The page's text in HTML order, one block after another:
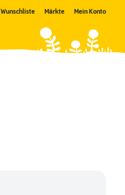
Wunschliste Märkte Mein Konto